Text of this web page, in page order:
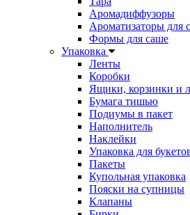
Аромадиффузоры
Ароматизаторы для
Формы для саше
Упаковка
Ленты
Коробки
Ящики, корзинки и
Бумага тишью
Подиумы в пакет
Наполнитель
Наклейки
Упаковка для
Пакеты
Купольная упаковка
Пояски на супницы
Клапаны